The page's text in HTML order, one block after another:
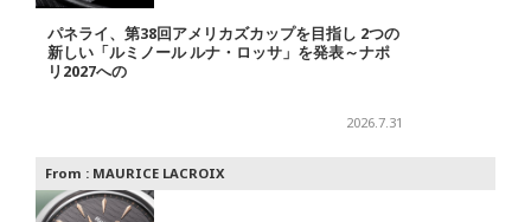
パネライ、第38回アメリカズカップを目指し 2つの
新しい「ルミノール ルナ・ロッサ」を発表～ナポ
リ2027への
2026.7.31
From : MAURICE LACROIX